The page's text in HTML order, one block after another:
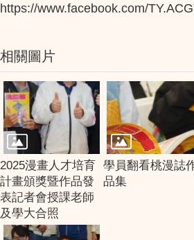
https://www.facebook.com/
相關圖片
2025漫畫人才培育
計畫頒獎暨作品發
表記者會授課老師
及學大合照
學員翻看桃漫誌
品集